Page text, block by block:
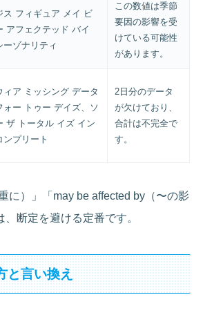
ス フィギュア メイ ビ
アフェクテッド バイ
ーゾナリティ
この数値は季節
要因の影響を受
けている可能性
があります。
ィア ミッシング データ
ォー トゥー デイズ、ソ
ザ トータル イズ イン
ンプリート
2日分のデータ
が欠けており、
合計は不完全で
す。
に）」「may be affected by（〜の影
断定を避ける定番です。
と言い換え